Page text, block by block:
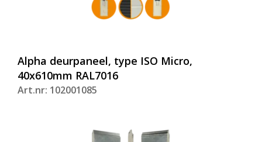
Alpha deurpaneel, type ISO Micro,
40x610mm RAL7016
Art.nr: 102001085